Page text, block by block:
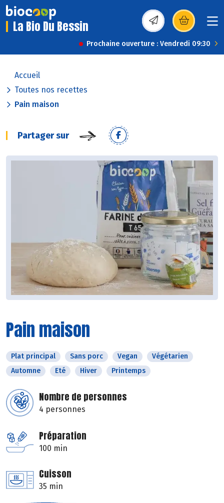
La Bio Du Bessin (s’ouvre dans une
Prochaine ouverture : Vendredi 09:30
Accueil
Toutes nos recettes
Pain maison
Partager sur
Pain maison
Plat principal Sans porc Vegan
Végétarien
Automne
Eté Hiver Printemps
Nombre de personnes
4 personnes
Préparation
100 min
Cuisson
35 min